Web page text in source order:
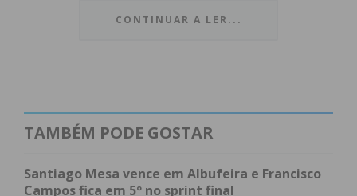
Subscreva a newsletter do
CONTINUAR A LER...
TAMBÉM PODE GOSTAR
Santiago Mesa vence em Albufeira e Francisco
Campos fica em 5º no sprint final